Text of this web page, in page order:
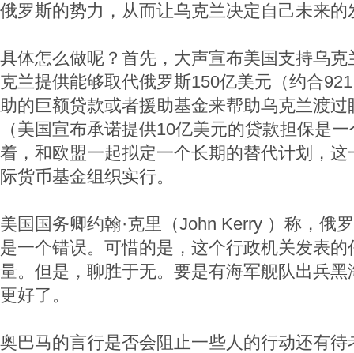
俄罗斯的势力，从而让乌克兰决定自己未来的
具体怎么做呢？首先，大声宣布美国支持乌
克兰提供能够取代俄罗斯150亿美元（约合
助的巨额贷款或者援助基金来帮助乌克兰渡
（美国宣布承诺提供10亿美元的贷款担保是
着，和欧盟一起拟定一个长期的替代计划，
际货币基金组织实行。
美国国务卿约翰·克里（John Kerry ）称，俄
是一个错误。可惜的是，这个行政机关发表
量。但是，聊胜于无。要是有海军舰队出兵
更好了。
奥巴马的言行是否会阻止一些人的行动还有